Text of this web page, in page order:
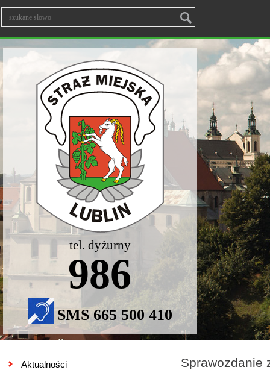
tel. dyżurny
986
SMS 665 500 410
Aktualności Sprawozdanie